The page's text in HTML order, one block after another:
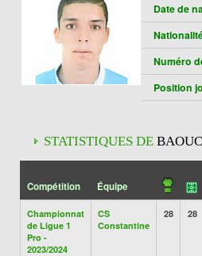
Date de
Numéro
Position
STATISTIQUES DE
Compétition Équipe
Championnat
de Ligue 1
Pro -
2023/2024
CS
Constantine
28 28